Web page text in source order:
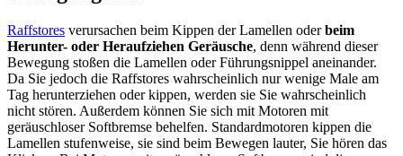
Raffstores verursachen beim Kippen der Lamellen oderbeim
Herunter- oder Heraufziehen Geräusche, denn während dieser
Bewegung stoßen die Lamellen oder Führungsnippel aneinander.
Da Sie jedoch die Raffstores wahrscheinlich nur wenige Male am
Tag herunterziehen oder kippen, werden sie Sie wahrscheinlich
nicht stören. Außerdem können Sie sich mit Motoren mit
geräuschloser Softbremse behelfen. Standardmotoren kippen die
Lamellen stufenweise, sie sind beim Bewegen lauter, Sie hören das